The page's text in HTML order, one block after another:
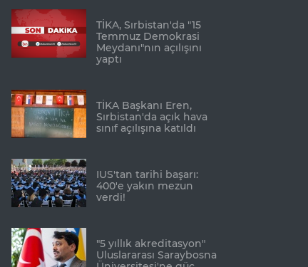
TİKA, Sırbistan'da "15
Temmuz Demokrasi
Meydanı"nın açılışını
yaptı
TİKA Başkanı Eren,
Sırbistan'da açık hava
sınıf açılışına katıldı
IUS'tan tarihi başarı:
400'e yakın mezun
verdi!
"5 yıllık akreditasyon"
Uluslararası Saraybosna